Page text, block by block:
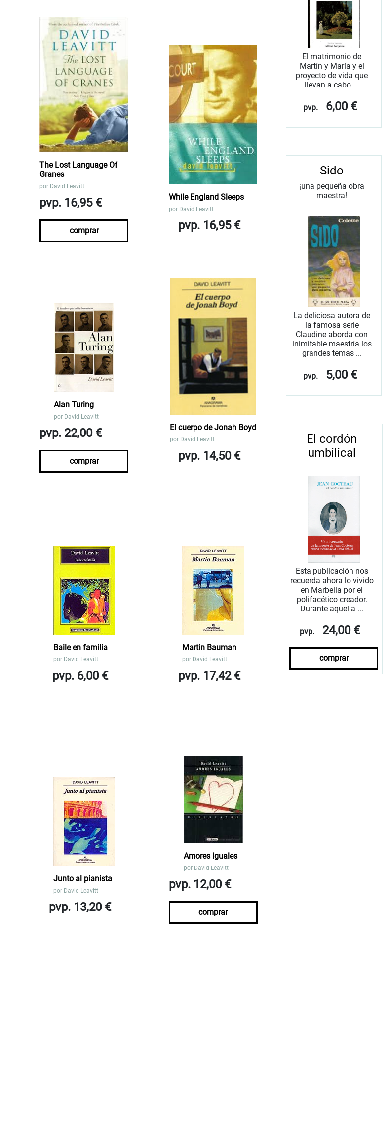
The Lost Language Of
Granes
por David Leavitt
pvp. 16,95 €
comprar
While England Sleeps
por David Leavitt
pvp. 16,95 €
Alan Turing
por David Leavitt
pvp. 22,00 €
comprar
El cuerpo de Jonah Boyd
por David Leavitt
pvp. 14,50 €
Baile en familia
por David Leavitt
pvp. 6,00 €
Martin Bauman
por David Leavitt
pvp. 17,42 €
Junto al pianista
por David Leavitt
pvp. 13,20 €
Amores Iguales
por David Leavitt
pvp. 12,00 €
comprar
El matrimonio de
Martín y María y el
proyecto de vida que
llevan a cabo ...
pvp. 6,00 €
Sido
¡una pequeña obra
maestra!
La deliciosa autora de
la famosa serie
Claudine aborda con
inimitable maestría los
grandes temas ...
pvp. 5,00 €
El cordón
umbilical
Esta publicación nos
recuerda ahora lo vivido
en Marbella por el
polifacético creador.
Durante aquella ...
pvp. 24,00 €
comprar